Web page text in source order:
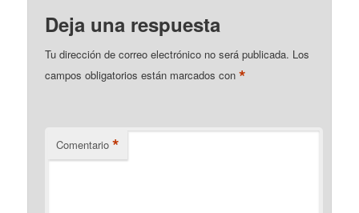
Deja una respuesta
Tu dirección de correo electrónico no será publicada. Los
campos obligatorios están marcados con*
Comentario *